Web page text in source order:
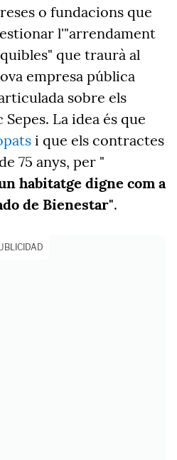
o fundacions que
l'"arrendament
que traurà al
empresa pública
sobre els
La idea és que
i que els contractes
75 anys, per "
habitatge digne com a
de Bienestar".